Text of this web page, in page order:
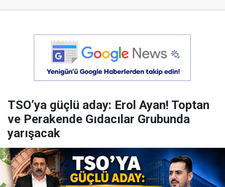
TSO’ya güçlü aday: Erol Ayan! Toptan
ve Perakende Gıdacılar Grubunda
yarışacak